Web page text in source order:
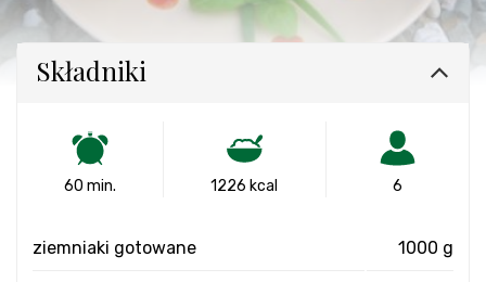
Składniki
60 min. 1226 kcal 6
ziemniaki gotowane 1000 g